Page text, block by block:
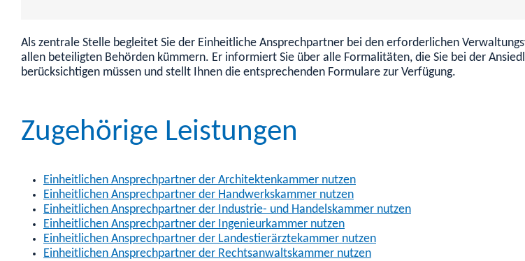
Als zentrale Stelle begleitet Sie der Einheitliche Ansprechpartner bei den erforderlichen
allen beteiligten Behörden kümmern. Er informiert Sie über alle Formalitäten, die Sie bei der
berücksichtigen müssen und stellt Ihnen die entsprechenden Formulare zur Verfügung.
Zugehörige Leistungen
Einheitlichen Ansprechpartner der Architektenkammer nutzen
Einheitlichen Ansprechpartner der Handwerkskammer nutzen
Einheitlichen Ansprechpartner der Industrie- und Handelskammer nutzen
Einheitlichen Ansprechpartner der Ingenieurkammer nutzen
Einheitlichen Ansprechpartner der Landestierärztekammer nutzen
Einheitlichen Ansprechpartner der Rechtsanwaltskammer nutzen